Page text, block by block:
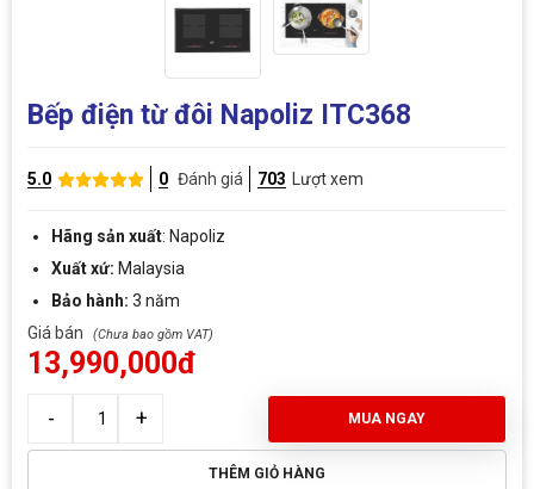
Bếp điện từ đôi Napoliz ITC368
5.0 0 Đánh giá 703 Lượt xem
Hãng sản xuất: Napoliz
Xuất xứ: Malaysia
Bảo hành: 3 năm
Giá bán
13,990,000đ
MUA NGAY
THÊM GIỎ HÀNG